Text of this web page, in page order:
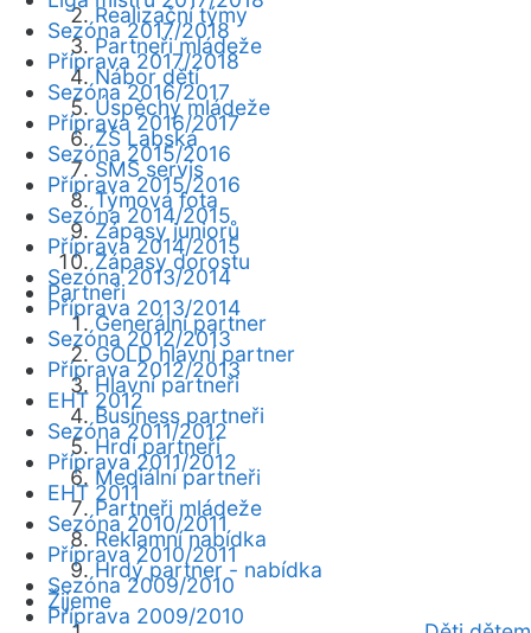
Realizační týmy
Partneři mládeže
Nábor dětí
Úspěchy mládeže
ZŠ Labská
SMS servis
Týmová fota
Zápasy juniorů
Zápasy dorostu
Partneři
Generální partner
GOLD hlavní partner
Hlavní partneři
Business partneři
Hrdí partneři
Mediální partneři
Partneři mládeže
Reklamní nabídka
Hrdý partner - nabídka
Žijeme
Sezóna 2017/2018
Příprava 2017/2018
Sezóna 2016/2017
Příprava 2016/2017
Sezóna 2015/2016
Příprava 2015/2016
Sezóna 2014/2015
Příprava 2014/2015
Sezóna 2013/2014
Příprava 2013/2014
Sezóna 2012/2013
Příprava 2012/2013
EHT 2012
Sezóna 2011/2012
Příprava 2011/2012
EHT 2011
Sezóna 2010/2011
Příprava 2010/2011
Sezóna 2009/2010
Příprava 2009/2010